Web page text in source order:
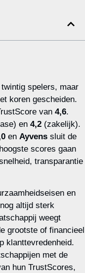
spelers, maar
koren gescheiden.
van 4,6.
en 4,2 (zakelijk).
en Ayvens sluit de
scores gaan
transparantie
en
altijd sterk
weegt
grootste of financieel
klanttevredenheid.
met de
hun TrustScores,